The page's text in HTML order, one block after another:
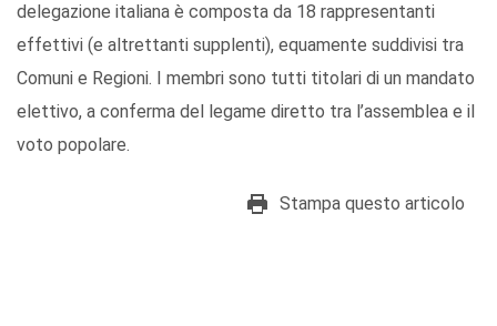
delegazione italiana è composta da 18 rappresentanti
effettivi (e altrettanti supplenti), equamente suddivisi tra
Comuni e Regioni. I membri sono tutti titolari di un mandato
elettivo, a conferma del legame diretto tra l’assemblea e il
voto popolare.
Stampa questo articolo